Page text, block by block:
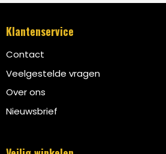
Klantenservice
Contact
Veelgestelde vragen
Over ons
Nieuwsbrief